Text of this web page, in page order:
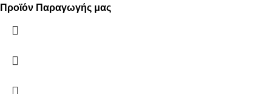
Προϊόν Παραγωγής μας